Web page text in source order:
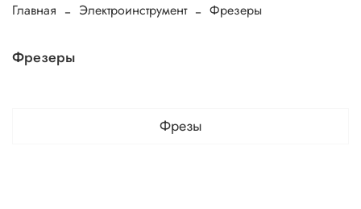
Главная Электроинструмент Фрезеры
Фрезеры
Фрезы